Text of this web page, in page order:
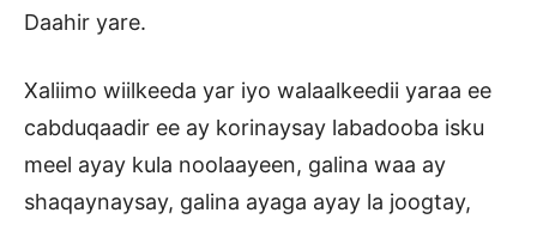
Daahir yare.
Xaliimo wiilkeeda yar iyo walaalkeedii yaraa ee
cabduqaadir ee ay korinaysay labadooba isku
meel ayay kula noolaayeen, galina waa ay
shaqaynaysay, galina ayaga ayay la joogtay,